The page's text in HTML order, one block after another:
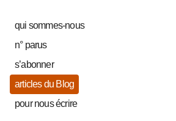
qui sommes-nous
n° parus
s’abonner
articles du Blog
pour nous écrire